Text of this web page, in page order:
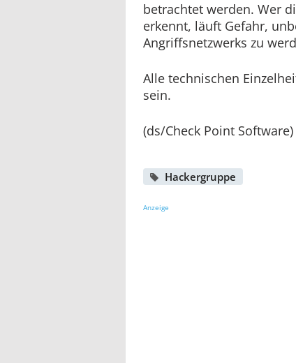
betrachtet werden. Wer
erkennt, läuft Gefahr,
Angriffsnetzwerks zu
Alle technischen
sein.
(ds/Check Point Software)
Hackergruppe
Anzeige